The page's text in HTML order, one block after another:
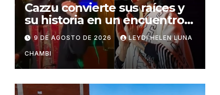
Cazzu convierte sus raíces y
su historia en un encuentro
con Bolivia
9 DE AGOSTO DE 2026 LEYDI HELEN LUNA
CHAMBI